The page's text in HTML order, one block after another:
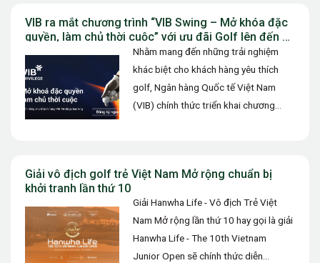
VIB ra mắt chương trình “VIB Swing – Mở khóa đặc
quyền, làm chủ thời cuộc” với ưu đãi Golf lên đến 10
Nhằm mang đến những trải nghiệm
khác biệt cho khách hàng yêu thích
golf, Ngân hàng Quốc tế Việt Nam
(VIB) chính thức triển khai chương
Giải vô địch golf trẻ Việt Nam Mở rộng chuẩn bị
khởi tranh lần thứ 10
Giải Hanwha Life - Vô địch Trẻ Việt
Nam Mở rộng lần thứ 10 hay gọi là giải
Hanwha Life - The 10th Vietnam
Junior Open sẽ chính thức diễn…